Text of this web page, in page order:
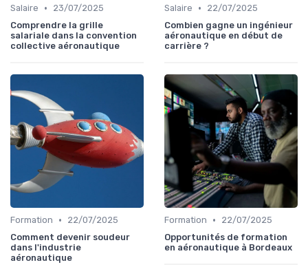
Salaire •
23/07/2025
Comprendre la grille
salariale dans la convention
collective aéronautique
Salaire •
22/07/2025
Combien gagne un ingénieur
aéronautique en début de
carrière ?
Formation •
22/07/2025
Comment devenir soudeur
dans l'industrie
aéronautique
Formation •
22/07/2025
Opportunités de formation
en aéronautique à Bordeaux